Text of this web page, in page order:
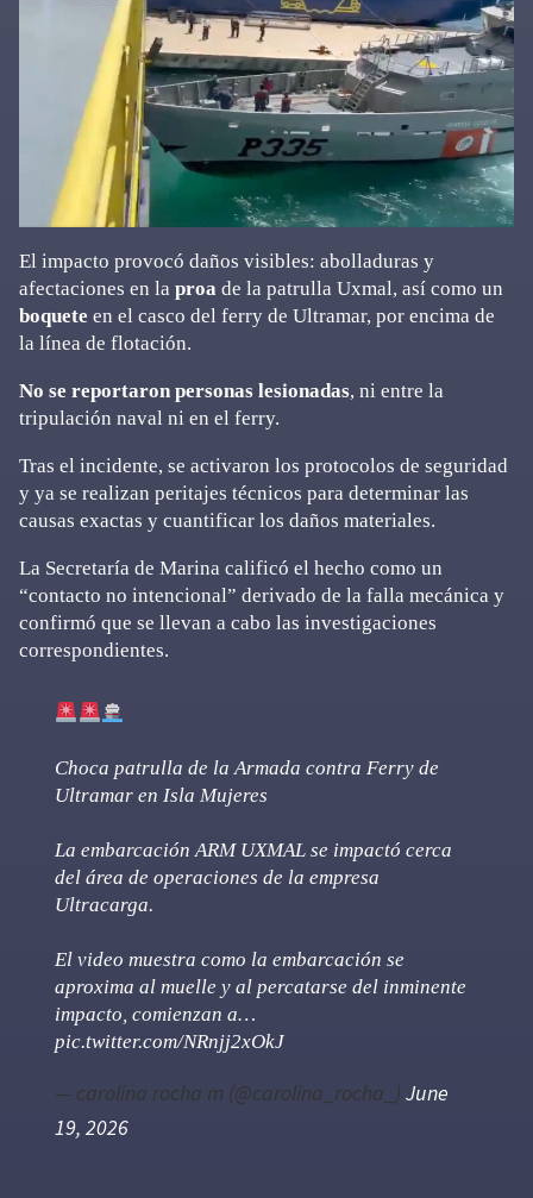
El impacto provocó daños visibles: abolladuras y
afectaciones en la proa de la patrulla Uxmal, así como un
boquete en el casco del ferry de Ultramar, por encima de
la línea de flotación.
No se reportaron personas lesionadas, ni entre la
tripulación naval ni en el ferry.
Tras el incidente, se activaron los protocolos de seguridad
y ya se realizan peritajes técnicos para determinar las
causas exactas y cuantificar los daños materiales.
La Secretaría de Marina calificó el hecho como un
“contacto no intencional” derivado de la falla mecánica y
confirmó que se llevan a cabo las investigaciones
correspondientes.
Choca patrulla de la Armada contra Ferry de
Ultramar en Isla Mujeres
La embarcación ARM UXMAL se impactó cerca
del área de operaciones de la empresa
Ultracarga.
El video muestra como la embarcación se
aproxima al muelle y al percatarse del inminente
impacto, comienzan a…
pic.twitter.com/NRnjj2xOkJ
— carolina rocha m (@carolina_rocha_) June
19, 2026